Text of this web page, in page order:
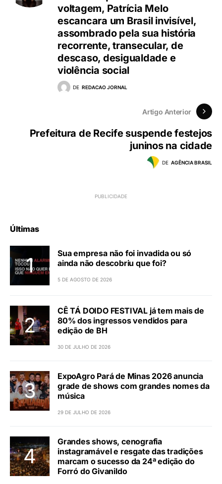
voltagem, Patrícia Melo
escancara um Brasil invisível,
assombrado pela sua história
recorrente, transecular, de
descaso, desigualdade e
violência social
DE REDACAO JORNAL
Artigo Anterior
Prefeitura de Recife suspende festejos
juninos na cidade
DE AGÊNCIA BRASIL
Últimas
Sua empresa não foi invadida ou só
ainda não descobriu que foi?
5 DE AGOSTO DE 2026
CÊ TÁ DOIDO FESTIVAL já tem mais de
80% dos ingressos vendidos para
edição de BH
30 DE JULHO DE 2026
ExpoAgro Pará de Minas 2026 anuncia
grade de shows com grandes nomes da
música
29 DE JULHO DE 2026
Grandes shows, cenografia
instagramável e resgate das tradições
marcam o sucesso da 24ª edição do
Forró do Givanildo